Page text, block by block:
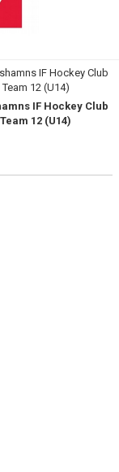
IF Hockey Club
Team 12 (U14)